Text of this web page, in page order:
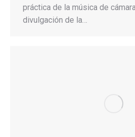
práctica de la música de
divulgación de la…